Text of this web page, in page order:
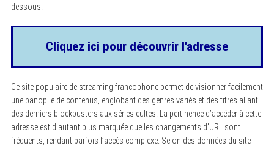
dessous.
Cliquez ici pour découvrir l'adresse
Ce site populaire de streaming francophone permet de visionner facilement
une panoplie de contenus, englobant des genres variés et des titres allant
des derniers blockbusters aux séries cultes. La pertinence d’accéder à cette
adresse est d’autant plus marquée que les changements d’URL sont
fréquents, rendant parfois l’accès complexe. Selon des données du site